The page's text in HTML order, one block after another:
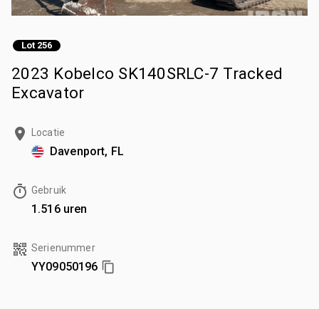
Lot 256
2023 Kobelco SK140SRLC-7 Tracked
Excavator
Locatie
Davenport, FL
Gebruik
1.516 uren
Serienummer
YY09050196